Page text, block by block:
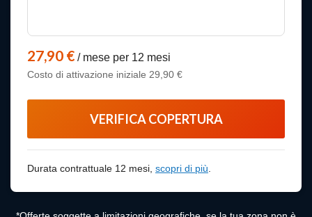
27,90 € / mese per 12 mesi
Costo di attivazione iniziale 29,90 €
VERIFICA COPERTURA
Durata contrattuale 12 mesi, scopri di più.